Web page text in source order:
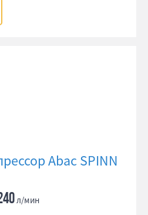
Abac SPINN
л/мин